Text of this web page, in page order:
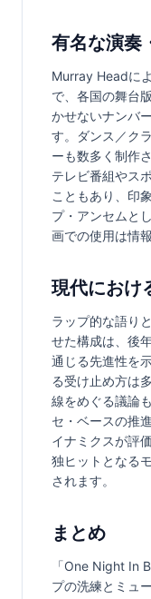
有名な演奏
Murray Headに
で、各国の舞台
かせないナンバ
す。ダンス／ク
ーも数多く制作
テレビ番組やス
こともあり、印
プ・アンセムと
画での使用は情
現代におけ
ラップ的な語り
せた構成は、後
通じる先進性を
る受け止め方は
線をめぐる議論
セ・ベースの推
イナミクスが評
独ヒットとなる
されます。
まとめ
「One Night In
プの洗練とミュ